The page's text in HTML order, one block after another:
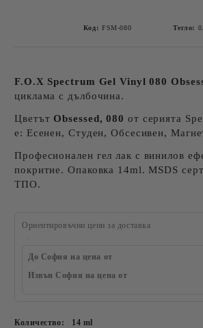
Код: FSM-080 Тегло:
F.O.X Spectrum Gel Vinyl 080
циклама с дълбочина.
Цветът Obsessed, 080 от серията
е: Есенен, Студен, Обсесивен,
Професионален гел лак с винилов
покритие. Опаковка 14ml. MSDS
ТПО.
Ориентировъчни цени за доставка
До София на цена от
Извън София на цена от
Количество: 14 ml